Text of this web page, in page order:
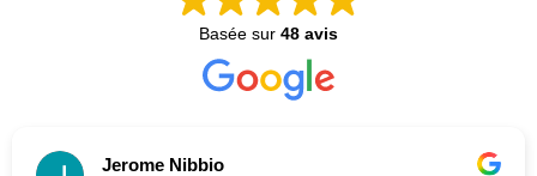
Basée sur 48 avis
Jerome Nibbio